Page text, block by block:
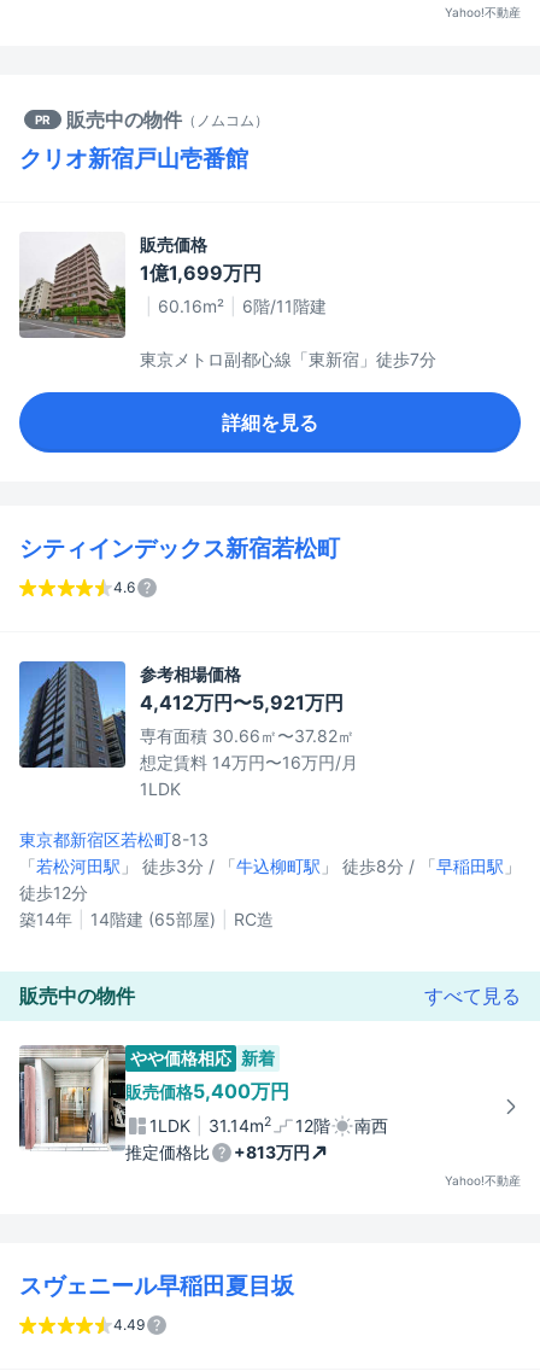
Yahoo!不動産
PR 販売中の物件 （ ノムコム ）
クリオ新宿戸山壱番館
販売価格
1億1,699万円
60.16m² 6階/11階建
東京メトロ副都心線「東新宿」徒歩7分
詳細を見る
シティインデックス新宿若松町
4.6
参考相場価格
4,412万円〜5,921万円
専有面積 30.66㎡〜37.82㎡
想定賃料 14万円〜16万円/月
1LDK
東京都新宿区若松町8-13
「若松河田駅 」 徒歩3分 / 「牛込柳町駅 」 徒歩8分 / 「早稲田駅 」
徒歩12分
築14年
14階建 (65部屋) RC造
販売中の物件 すべて見る
やや価格相応 新着
販売価格5,400万円
1LDK 31.14m2 12階
南西
推定価格比
+813万円
Yahoo!不動産
スヴェニール早稲田夏目坂
4.49